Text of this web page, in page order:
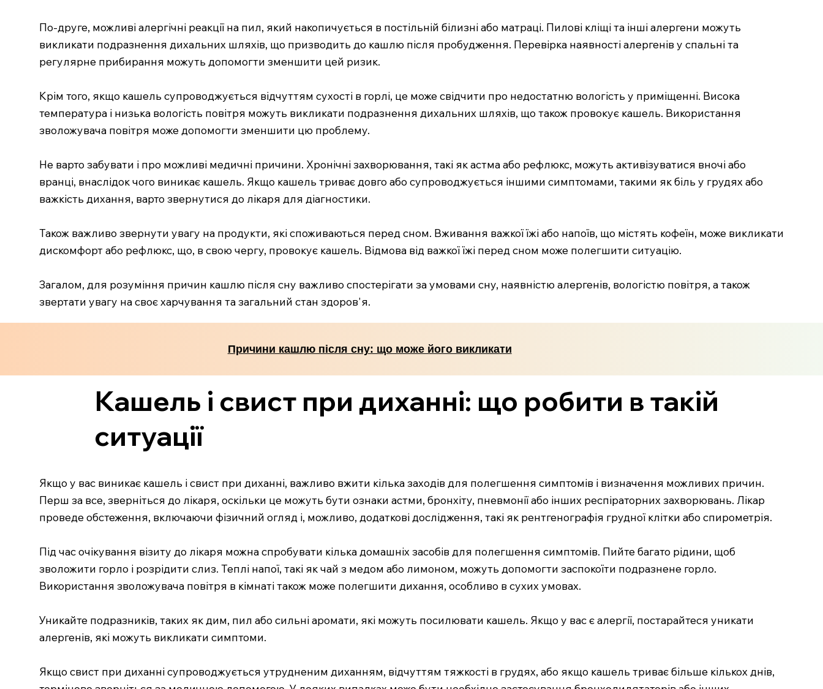
По-друге, можливі алергічні реакції на пил, який накопичується в постільній білизні або матраці. Пилові кліщі та інші алергени можуть
викликати подразнення дихальних шляхів, що призводить до кашлю після пробудження. Перевірка наявності алергенів у спальні та
регулярне прибирання можуть допомогти зменшити цей ризик.
Крім того, якщо кашель супроводжується відчуттям сухості в горлі, це може свідчити про недостатню вологість у приміщенні. Висока
температура і низька вологість повітря можуть викликати подразнення дихальних шляхів, що також провокує кашель. Використання
зволожувача повітря може допомогти зменшити цю проблему.
Не варто забувати і про можливі медичні причини. Хронічні захворювання, такі як астма або рефлюкс, можуть активізуватися вночі або
вранці, внаслідок чого виникає кашель. Якщо кашель триває довго або супроводжується іншими симптомами, такими як біль у грудях або
важкість дихання, варто звернутися до лікаря для діагностики.
Також важливо звернути увагу на продукти, які споживаються перед сном. Вживання важкої їжі або напоїв, що містять кофеїн, може викликати
дискомфорт або рефлюкс, що, в свою чергу, провокує кашель. Відмова від важкої їжі перед сном може полегшити ситуацію.
Загалом, для розуміння причин кашлю після сну важливо спостерігати за умовами сну, наявністю алергенів, вологістю повітря, а також
звертати увагу на своє харчування та загальний стан здоров'я.
Причини кашлю після сну: що може його викликати
Кашель і свист при диханні: що робити в такій
ситуації
Якщо у вас виникає кашель і свист при диханні, важливо вжити кілька заходів для полегшення симптомів і визначення можливих причин.
Перш за все, зверніться до лікаря, оскільки це можуть бути ознаки астми, бронхіту, пневмонії або інших респіраторних захворювань. Лікар
проведе обстеження, включаючи фізичний огляд і, можливо, додаткові дослідження, такі як рентгенографія грудної клітки або спирометрія.
Під час очікування візиту до лікаря можна спробувати кілька домашніх засобів для полегшення симптомів. Пийте багато рідини, щоб
зволожити горло і розрідити слиз. Теплі напої, такі як чай з медом або лимоном, можуть допомогти заспокоїти подразнене горло.
Використання зволожувача повітря в кімнаті також може полегшити дихання, особливо в сухих умовах.
Уникайте подразників, таких як дим, пил або сильні аромати, які можуть посилювати кашель. Якщо у вас є алергії, постарайтеся уникати
алергенів, які можуть викликати симптоми.
Якщо свист при диханні супроводжується утрудненим диханням, відчуттям тяжкості в грудях, або якщо кашель триває більше кількох днів,